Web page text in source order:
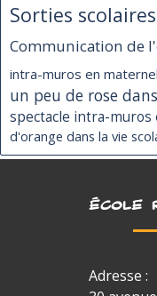
Sorties
Communication de
intra-muros en maternel
un peu de rose
spectacle intra-muros
d'orange dans la vie
ÉCOLE
Adresse :